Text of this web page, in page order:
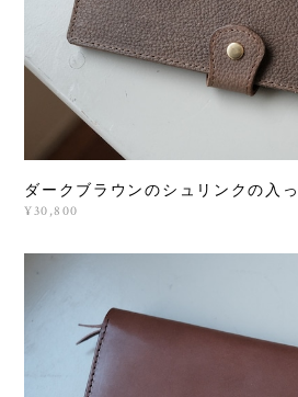
ダークブラウンのシュリンクの入
¥30,800